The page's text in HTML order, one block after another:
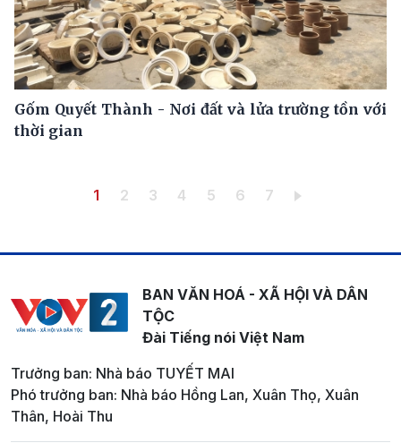
Gốm Quyết Thành - Nơi đất và lửa trường tồn với
thời gian
PaginationTrang hiện thời
1 Trang
2 Trang
3 Trang
4 Trang
5 Trang
6 Trang
7
BAN VĂN HOÁ - XÃ HỘI VÀ DÂN
TỘC
Đài Tiếng nói Việt Nam
Trưởng ban: Nhà báo TUYẾT MAI
Phó trưởng ban: Nhà báo Hồng Lan, Xuân Thọ, Xuân
Thân, Hoài Thu